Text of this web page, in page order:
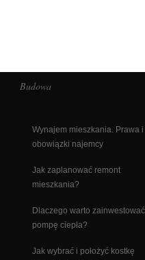
Budowa
Wynajem mieszkania. Prawa i
obowiązki najemcy
Jak zaplanować remont
mieszkania?
Dlaczego warto
pompę ciepła?
Jak wybrać i położyć kostkę